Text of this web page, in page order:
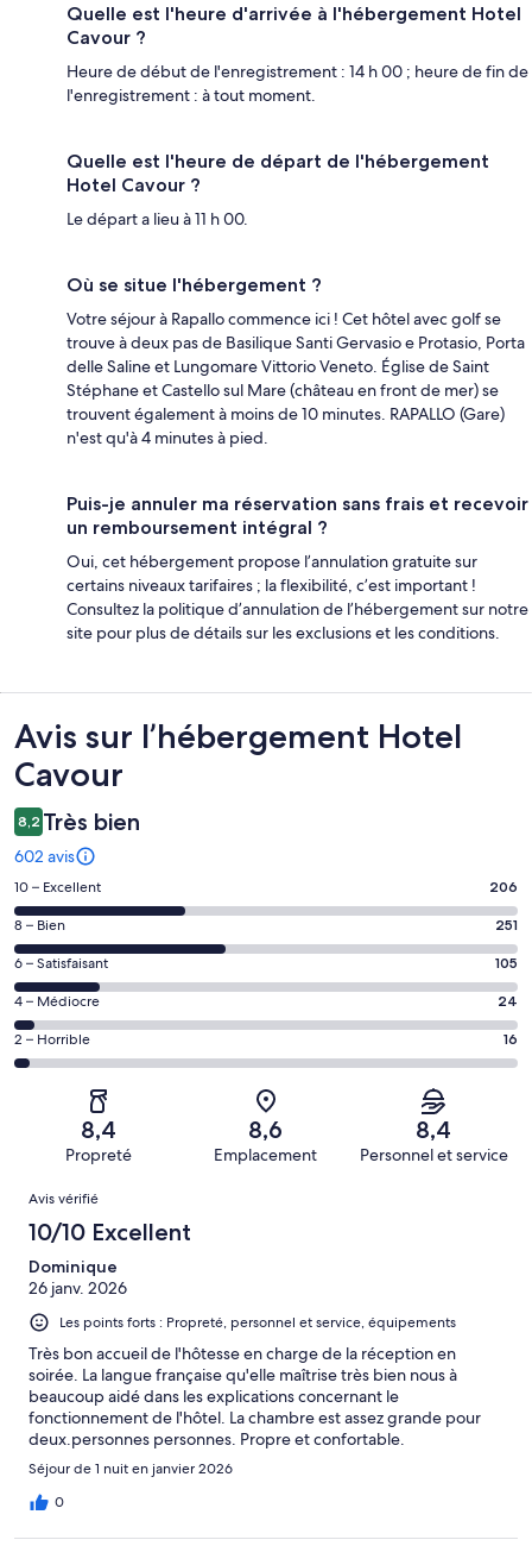
Quelle est l'heure d'arrivée à l'hébergement Hotel
Cavour ?
Heure de début de l'enregistrement : 14 h 00 ; heure de fin de
l'enregistrement : à tout moment.
Quelle est l'heure de départ de l'hébergement
Hotel Cavour ?
Le départ a lieu à 11 h 00.
Où se situe l'hébergement ?
Votre séjour à Rapallo commence ici ! Cet hôtel avec golf se
trouve à deux pas de Basilique Santi Gervasio e Protasio, Porta
delle Saline et Lungomare Vittorio Veneto. Église de Saint
Stéphane et Castello sul Mare (château en front de mer) se
trouvent également à moins de 10 minutes. RAPALLO (Gare)
n'est qu'à 4 minutes à pied.
Puis-je annuler ma réservation sans frais et recevoir
un remboursement intégral ?
Oui, cet hébergement propose l’annulation gratuite sur
certains niveaux tarifaires ; la flexibilité, c’est important !
Consultez la politique d’annulation de l’hébergement sur notre
site pour plus de détails sur les exclusions et les conditions.
Avis
Avis sur l’hébergement Hotel
Cavour
8,2 Très bien
602 avis
Note
des
voyageurs
de 10
(Excellent),
d’après 206 avis
sur 602.
10 – Excellent 206
Note
des
voyageurs
de 8
(Bien),
d’après 251 avis
sur 602.
8 – Bien 251
Note
des
voyageurs
de 6
(Satisfaisant),
d’après 105 avis
6 – Satisfaisant 105
Note
des
voyageurs
(Médiocre),
d’après 24 avis
sur 602.
4 – Médiocre 24
Note
des
voyageurs
(Horrible),
d’après 16 avis
sur 602.
2 – Horrible 16
8,4
Propreté
8,6
Emplacement
8,4
Personnel et service
Avis
Avis vérifié
10/10 Excellent
Dominique
26 janv. 2026
Les points forts : Propreté, personnel et service, équipements
Très bon accueil de l'hôtesse en charge de la réception en
soirée. La langue française qu'elle maîtrise très bien nous à
beaucoup aidé dans les explications concernant le
fonctionnement de l'hôtel. La chambre est assez grande pour
deux.personnes personnes. Propre et confortable.
Séjour de 1 nuit en janvier 2026
0